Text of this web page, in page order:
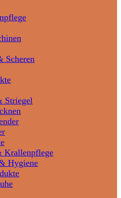
Scheren
Striegel
Krallenpflege
Hygiene